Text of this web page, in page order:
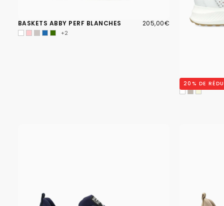
BASKETS ABBY PERF BLANCHES 205,00€
PRIX
205,00€
+2
BASKETS
20 % DE